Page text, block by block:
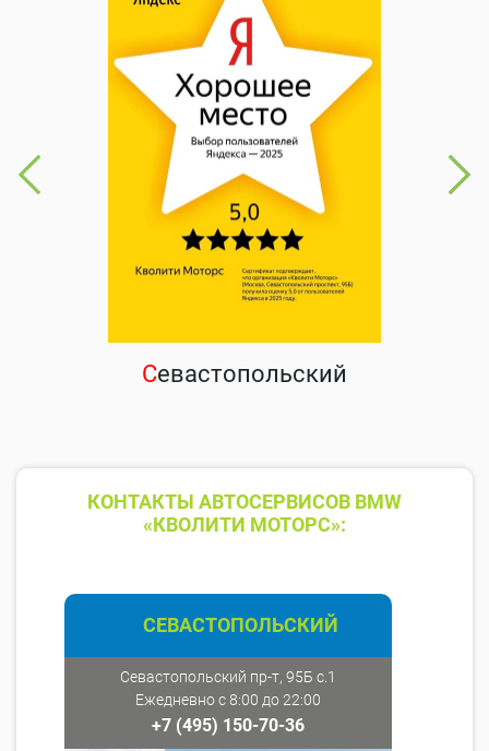
Севастопольский
КОНТАКТЫ АВТОСЕРВИСОВ BMW
«КВОЛИТИ МОТОРС»:
СЕВАСТОПОЛЬСКИЙ
Севастопольский пр-т, 95Б с.1
Ежедневно с 8:00 до 22:00
+7 (495) 150-70-36